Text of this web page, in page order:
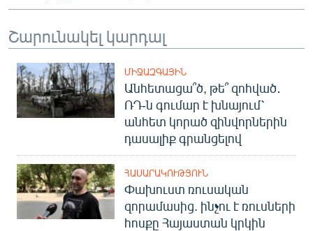
Շարունակել կարդալ
ՄԻՋԱԶԳԱՅԻՆ
Անհետացա՞ծ, թե՞ զոհված․
ՌԴ-ն գումար է խնայում՝
անհետ կորած զինվորներին
դասալիք գրանցելով
ՀԱՍԱՐԱԿՈՒԹՅՈՒՆ
Փախուստ ռուսական
զորամասից. ինչու է ռուսների
հոսքը Հայաստան կրկին